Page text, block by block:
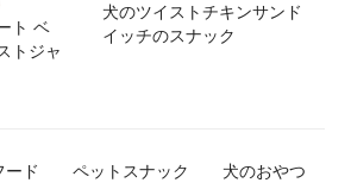
ト ベ
トジャ
犬のツイストチキンサンド
イッチのスナック
ード ペットスナック
犬のおやつ